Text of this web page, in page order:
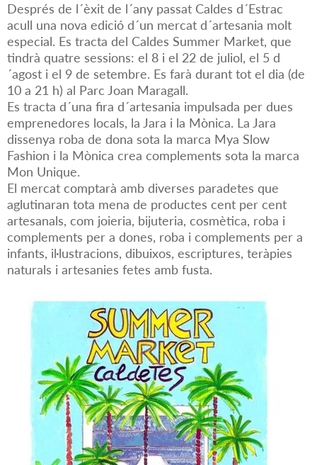
Després de l´èxit de l´any passat Caldes d´Estrac
acull una nova edició d´un mercat d´artesania molt
especial. Es tracta del Caldes Summer Market, que
tindrà quatre sessions: el 8 i el 22 de juliol, el 5 d
´agost i el 9 de setembre. Es farà durant tot el dia (de
10 a 21 h) al Parc Joan Maragall.
Es tracta d´una fira d´artesania impulsada per dues
emprenedores locals, la Jara i la Mònica. La Jara
dissenya roba de dona sota la marca Mya Slow
Fashion i la Mònica crea complements sota la marca
Mon Unique.
El mercat comptarà amb diverses paradetes que
aglutinaran tota mena de productes cent per cent
artesanals, com joieria, bijuteria, cosmètica, roba i
complements per a dones, roba i complements per a
infants, il·lustracions, dibuixos, escriptures, teràpies
naturals i artesanies fetes amb fusta.